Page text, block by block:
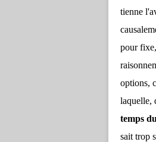
tienne
pour
options,
laquelle,
temps
sait trop